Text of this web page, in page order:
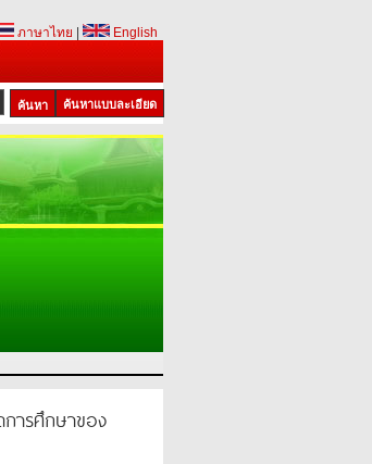
ภาษาไทย
English
ค้นหาแบบละเอียด
ารศึกษาของ